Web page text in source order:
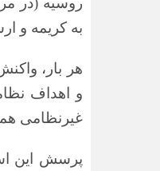
به کریمه و
هر بار،
و اهداف
غیرنظامی
پرسش این